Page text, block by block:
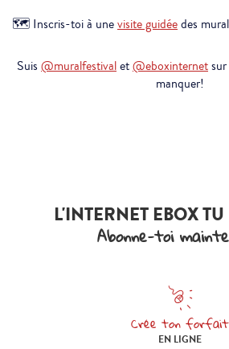
🗺️ Inscris-toi à unevisite guidéedes
Suis @muralfestivalet@eboxinternet
manquer!
L'INTERNET EBOX
Abonne-toi
Crée ton forfait
Crée ton
EN LIGNE